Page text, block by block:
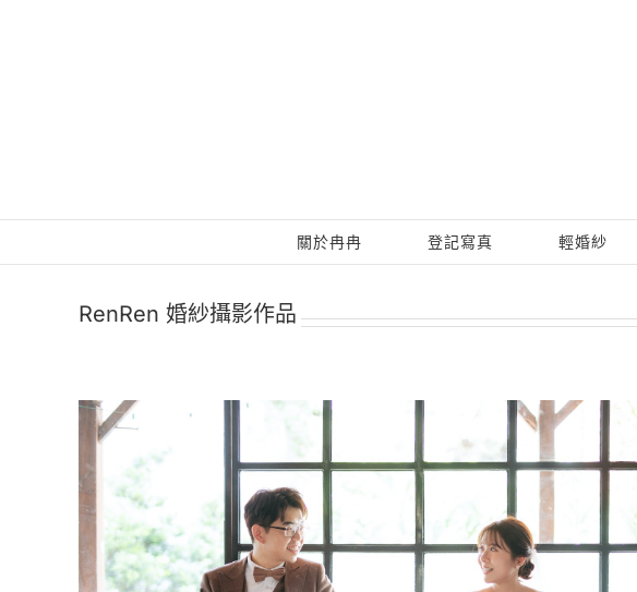
關於冉冉 登記寫真 輕婚紗
RenRen 婚紗攝影作品